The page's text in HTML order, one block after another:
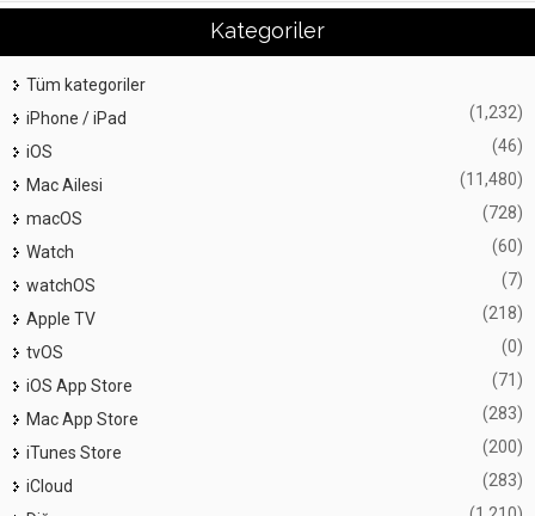
Kategoriler
Tüm kategoriler
iPhone / iPad
(1,232)
iOS (46)
Mac Ailesi (11,480)
macOS (728)
Watch (60)
watchOS (7)
Apple TV (218)
tvOS (0)
iOS App Store (71)
Mac App Store (283)
iTunes Store (200)
iCloud (283)